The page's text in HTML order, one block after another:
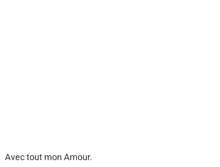
Avec tout mon Amour.